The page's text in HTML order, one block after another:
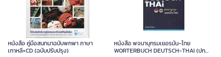
หนังสือ คู่มือสนทนาฉบับพกพา ภาษา
เกาหลี+CD (ฉบับปรับปรุง)
หนังสือ พจนานุกรมเยอรมัน-ไทย
WORTERBUCH DEUTSCH-THAI (ปก